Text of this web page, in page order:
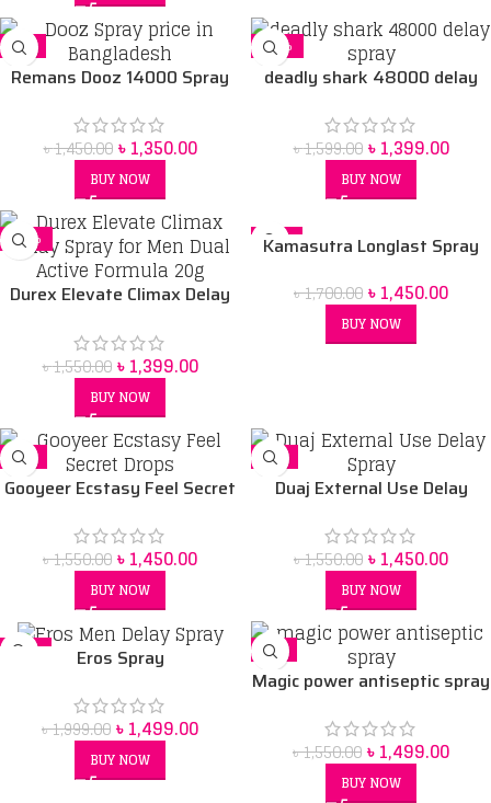
-7%
Remans Dooz 14000 Spray
৳1,450.00 ৳1,350.00
BUY NOW
-13%
deadly shark 48000 delay
৳1,599.00 ৳1,399.00
BUY NOW
-10%
Durex Elevate Climax Delay
Formula 20g
৳1,550.00 ৳1,399.00
BUY NOW
-15%
Kamasutra Longlast Spray
৳1,700.00৳1,450.00
BUY NOW
-6%
Gooyeer Ecstasy Feel Secret
৳1,550.00৳1,450.00
BUY NOW
-6%
Duaj External Use Delay
৳1,550.00৳1,450.00
BUY NOW
-25% Eros Spray
৳1,999.00৳1,499.00
BUY NOW
-3%
Magic power antiseptic spray
৳1,550.00৳1,499.00
BUY NOW